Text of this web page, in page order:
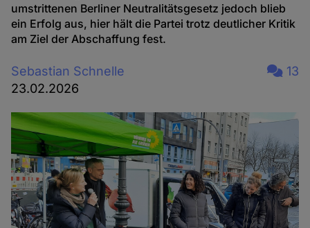
umstrittenen Berliner Neutralitätsgesetz jedoch blieb
ein Erfolg aus, hier hält die Partei trotz deutlicher Kritik
am Ziel der Abschaffung fest.
Sebastian Schnelle
23.02.2026
13